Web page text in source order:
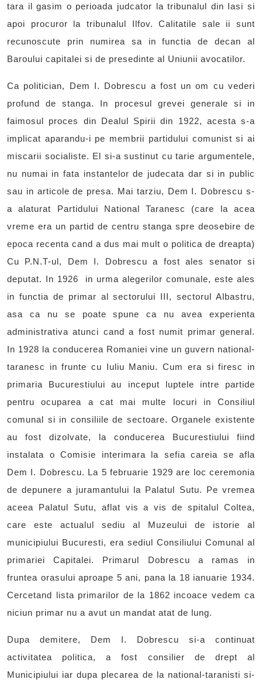
tara il gasim o perioada judcator la tribunalul din Iasi si
apoi procuror la tribunalul Ilfov. Calitatile sale ii sunt
recunoscute prin numirea sa in functia de decan al
Baroului capitalei si de presedinte al Uniunii avocatilor.
Ca politician, Dem I. Dobrescu a fost un om cu vederi
profund de stanga. In procesul grevei generale si in
faimosul proces din Dealul Spirii din 1922, acesta s-a
implicat aparandu-i pe membrii partidului comunist si ai
miscarii socialiste. El si-a sustinut cu tarie argumentele,
nu numai in fata instantelor de judecata dar si in public
sau in articole de presa. Mai tarziu, Dem I. Dobrescu s-
a alaturat Partidului National Taranesc (care la acea
vreme era un partid de centru stanga spre deosebire de
epoca recenta cand a dus mai mult o politica de dreapta)
Cu P.N.T-ul, Dem I. Dobrescu a fost ales senator si
deputat. In 1926 in urma alegerilor comunale, este ales
in functia de primar al sectorului III, sectorul Albastru,
asa ca nu se poate spune ca nu avea experienta
administrativa atunci cand a fost numit primar general.
In 1928 la conducerea Romaniei vine un guvern national-
taranesc in frunte cu Iuliu Maniu. Cum era si firesc in
primaria Bucurestiului au inceput luptele intre partide
pentru ocuparea a cat mai multe locuri in Consiliul
comunal si in consiliile de sectoare. Organele existente
au fost dizolvate, la conducerea Bucurestiului fiind
instalata o Comisie interimara la sefia careia se afla
Dem I. Dobrescu. La 5 februarie 1929 are loc ceremonia
de depunere a juramantului la Palatul Sutu. Pe vremea
aceea Palatul Sutu, aflat vis a vis de spitalul Coltea,
care este actualul sediu al Muzeului de istorie al
municipiului Bucuresti, era sediul Consiliului Comunal al
primariei Capitalei. Primarul Dobrescu a ramas in
fruntea orasului aproape 5 ani, pana la 18 ianuarie 1934.
Cercetand lista primarilor de la 1862 incoace vedem ca
niciun primar nu a avut un mandat atat de lung.
Dupa demitere, Dem I. Dobrescu si-a continuat
activitatea politica, a fost consilier de drept al
Municipiului iar dupa plecarea de la national-taranisti si-